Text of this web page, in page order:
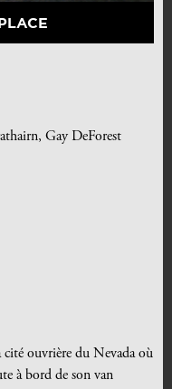
Gay DeForest
cité ouvrière du Nevada où
à bord de son van